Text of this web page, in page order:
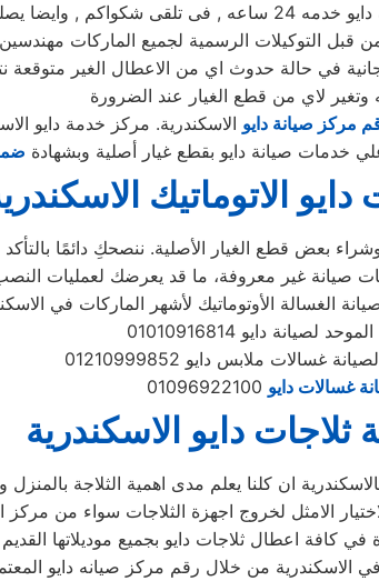
يوجد فريق دعم فنى يقوم صيانه جميع الاجهزه الكهربائيه, كما توفر
قبل التوكيلات الرسمية لجميع الماركات
في حالة حدوث اي من الاعطال الغير
مركز صيانة دايو الاسكندرية. مركز خدمة دايو
خدمات صيانة دايو بقطع غيار أصلية وبشهادة
الاتوماتيك
بعض قطع الغيار الأصلية. ننصحكِ دائمًا بالتأكد
غسالات دايو
ثلاجات دايو الاسكندرية